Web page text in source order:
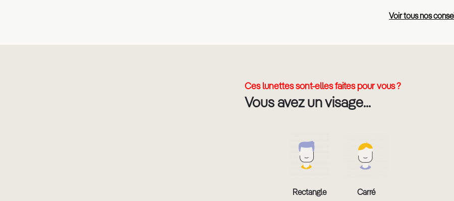
Voir tous nos
Ces lunettes sont-elles faites pour vous ?
Vous avez un visage...
Rectangle Carré